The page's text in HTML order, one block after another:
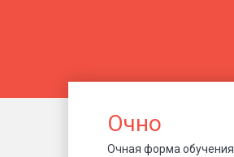
Очно
Очная форма обучения